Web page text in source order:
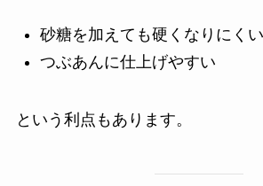
砂糖を加えても硬くなりにくい
つぶあんに仕上げやすい
という利点もあります。